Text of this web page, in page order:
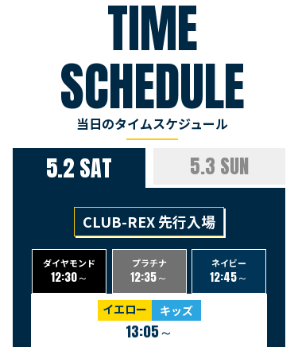
TIME
SCHEDULE
当日のタイムスケジュール
5.2 SAT 5.3 SUN
CLUB-REX 先行入場
ダイヤモンド
12:30～
プラチナ
12:35～
ネイビー
12:45～
イエロー キッズ
13:05～